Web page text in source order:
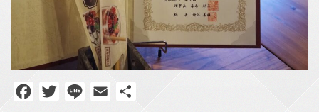
FacebookTwitterLine Email